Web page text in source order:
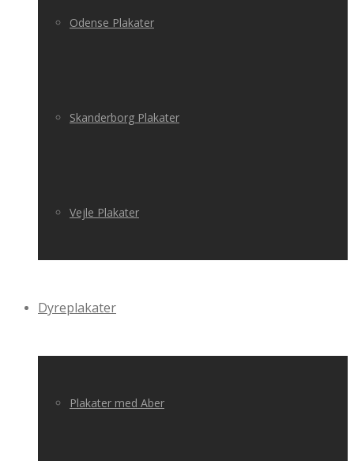
Odense Plakater
Skanderborg Plakater
Vejle Plakater
Dyreplakater
Plakater med Aber